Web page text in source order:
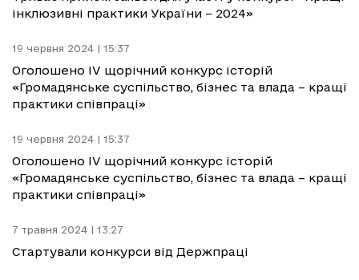
інклюзивні практики України – 2024»
19 червня 2024 | 15:37
Оголошено IV щорічний конкурс історій
«Громадянське суспільство, бізнес та влада – кращі
практики співпраці»
19 червня 2024 | 15:37
Оголошено IV щорічний конкурс історій
«Громадянське суспільство, бізнес та влада – кращі
практики співпраці»
7 травня 2024 | 13:27
Стартували конкурси від Держпраці